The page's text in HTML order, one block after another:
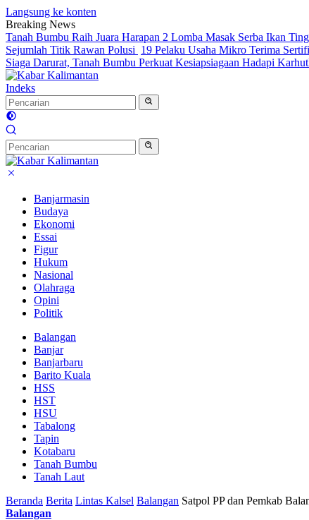
Langsung ke konten
Breaking News
Tanah Bumbu Raih Juara Harapan 2 Lomba Masak Serba Ikan
Sejumlah Titik Rawan Polusi 19 Pelaku Usaha Mikro Terima
Siaga Darurat, Tanah Bumbu Perkuat Kesiapsiagaan Hadapi
Indeks
Banjarmasin
Budaya
Ekonomi
Essai
Figur
Hukum
Nasional
Olahraga
Opini
Politik
Balangan
Banjar
Banjarbaru
Barito Kuala
HSS
HST
HSU
Tabalong
Tapin
Kotabaru
Tanah Bumbu
Tanah Laut
Beranda Berita Lintas Kalsel Balangan Satpol PP dan Pemkab
Balangan